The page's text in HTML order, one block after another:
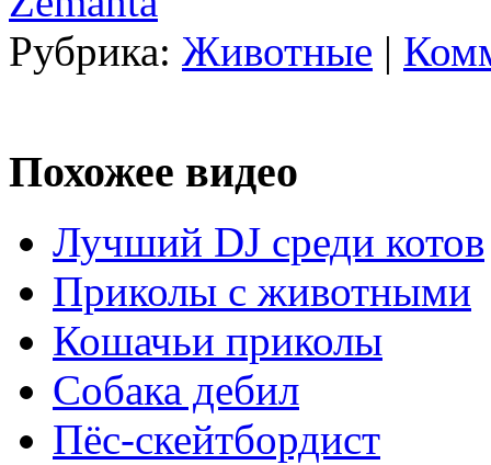
Рубрика: Животные |
Похожее видео
Лучший DJ среди котов
Приколы с животными
Кошачьи приколы
Собака дебил
Пёс-скейтбордист